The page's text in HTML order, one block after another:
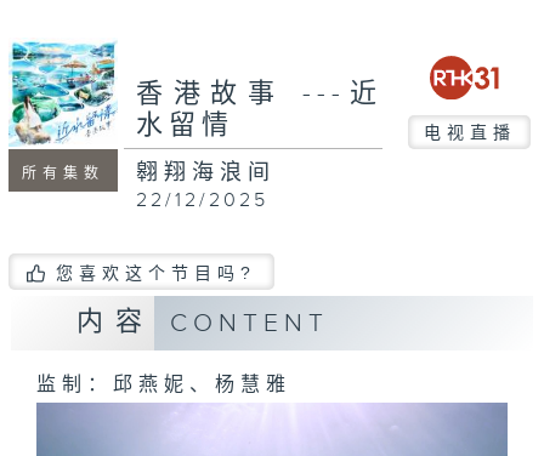
minutes,
7
seconds
所有集数
香港故事 ---近
水留情
电视直播
翱翔海浪间
22/12/2025
您喜欢这个节目吗?
内容 CONTENT
监制：邱燕妮、杨慧雅